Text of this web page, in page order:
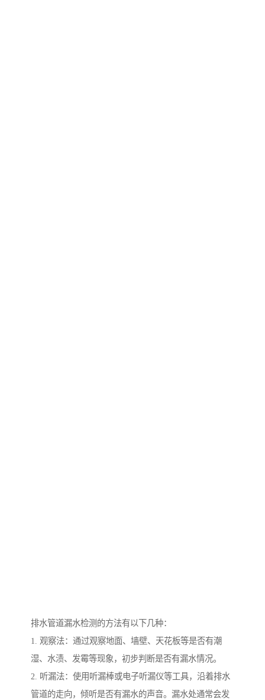
排水管道漏水检测的方法有以下几种：
1. 观察法：通过观察地面、墙壁、天花板等是否有潮
湿、水渍、发霉等现象，初步判断是否有漏水情况。
2. 听漏法：使用听漏棒或电子听漏仪等工具，沿着排水
管道的走向，倾听是否有漏水的声音。漏水处通常会发